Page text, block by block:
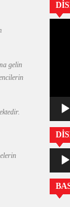
gelin
oynatıcı